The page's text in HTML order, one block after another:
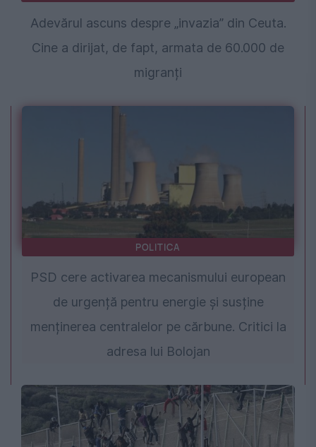
Adevărul ascuns despre „invazia” din Ceuta.
Cine a dirijat, de fapt, armata de 60.000 de
migranți
POLITICA
PSD cere activarea mecanismului european
de urgență pentru energie și susține
menținerea centralelor pe cărbune. Critici la
adresa lui Bolojan